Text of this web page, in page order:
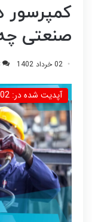
کمپرسور
صنعتی
02 خرداد 1402
آپدیت شده در: 02 خرداد 1402